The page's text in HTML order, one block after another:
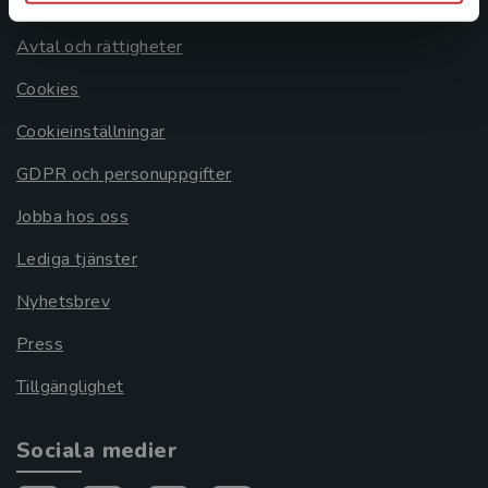
Avtal och rättigheter
Cookies
Cookieinställningar
GDPR och personuppgifter
Jobba hos oss
Lediga tjänster
Nyhetsbrev
Press
Tillgänglighet
Sociala medier